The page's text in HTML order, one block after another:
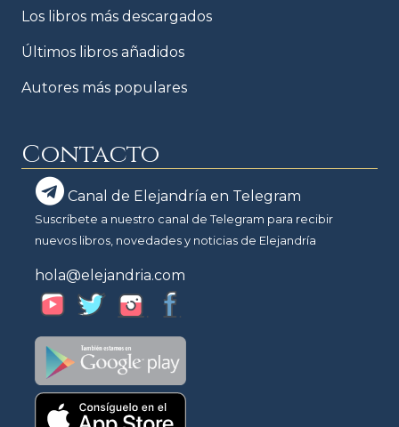
Los libros más descargados
Últimos libros añadidos
Autores más populares
Contacto
Canal de Elejandría en Telegram
Suscríbete a nuestro canal de Telegram para recibir
nuevos libros, novedades y noticias de Elejandría
hola@elejandria.com